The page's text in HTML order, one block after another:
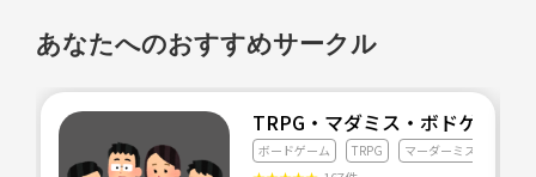
参加にあたってのお願い
し、気持ちよく過ごせるようにご協力をお願いします。
* 貴重品の管理は各自でお願いしますね。
* 他の参加者の迷惑になるような行動はご遠慮ください。
あなたへのおすすめサークル
TRPG・マダミス・ボドゲサー
ボードゲーム TRPG マーダーミステリー